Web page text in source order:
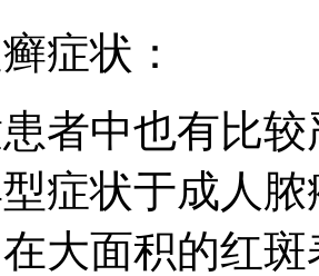
状：
中也有比较
症状于成人
大面积的红